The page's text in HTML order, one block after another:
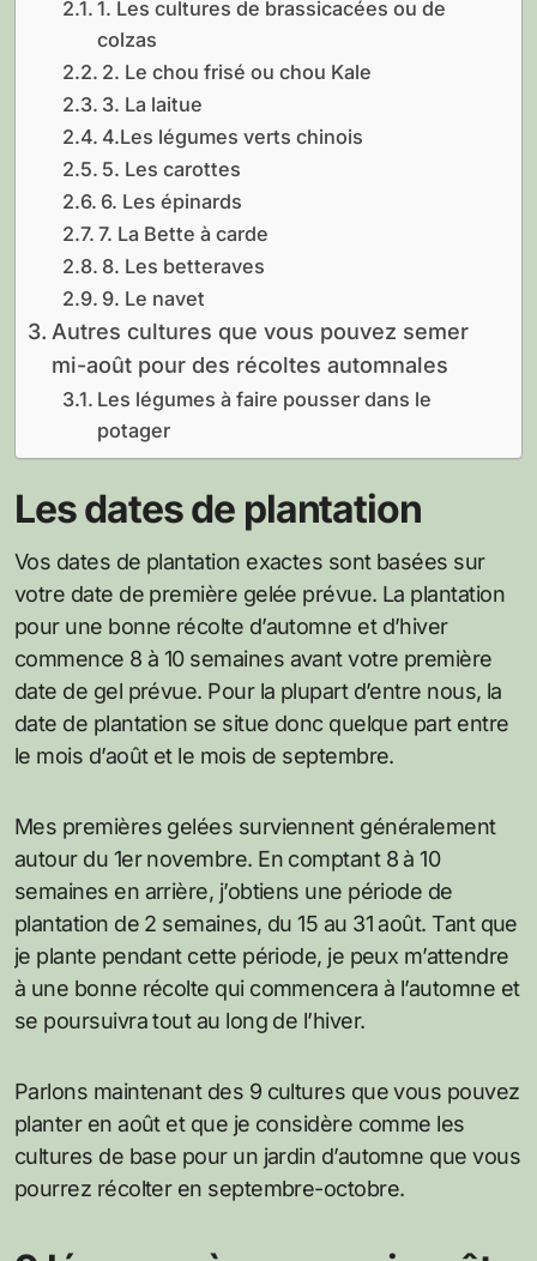
1. Les cultures de brassicacées ou de
colzas
2. Le chou frisé ou chou Kale
3. La laitue
4.Les légumes verts chinois
5. Les carottes
6. Les épinards
7. La Bette à carde
8. Les betteraves
9. Le navet
Autres cultures que vous pouvez semer
mi-août pour des récoltes automnales
Les légumes à faire pousser dans le
potager
Les dates de plantation
Vos dates de plantation exactes sont basées sur
votre date de première gelée prévue. La plantation
pour une bonne récolte d’automne et d’hiver
commence 8 à 10 semaines avant votre première
date de gel prévue. Pour la plupart d’entre nous, la
date de plantation se situe donc quelque part entre
le mois d’août et le mois de septembre.
Mes premières gelées surviennent généralement
autour du 1er novembre. En comptant 8 à 10
semaines en arrière, j’obtiens une période de
plantation de 2 semaines, du 15 au 31 août. Tant que
je plante pendant cette période, je peux m’attendre
à une bonne récolte qui commencera à l’automne et
se poursuivra tout au long de l’hiver.
Parlons maintenant des 9 cultures que vous pouvez
planter en août et que je considère comme les
cultures de base pour un jardin d’automne que vous
pourrez récolter en septembre-octobre.